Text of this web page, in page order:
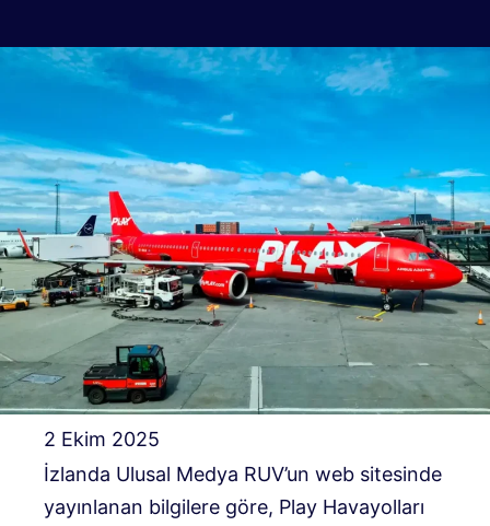
2 Ekim 2025
İzlanda Ulusal Medya RUV’un web sitesinde
yayınlanan bilgilere göre, Play Havayolları